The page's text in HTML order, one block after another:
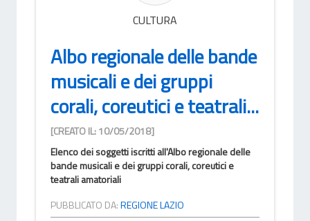
CULTURA
Albo regionale delle bande
musicali e dei gruppi
corali, coreutici e teatrali...
[CREATO IL: 10/05/2018]
Elenco dei soggetti iscritti all'Albo regionale delle
bande musicali e dei gruppi corali, coreutici e
teatrali amatoriali
PUBBLICATO DA:REGIONE LAZIO